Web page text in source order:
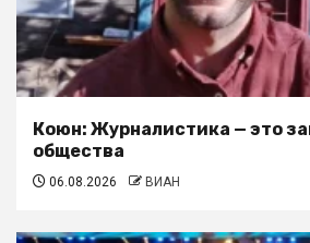
Коюн: Журналистика — это
общества
06.08.2026 ВИАН